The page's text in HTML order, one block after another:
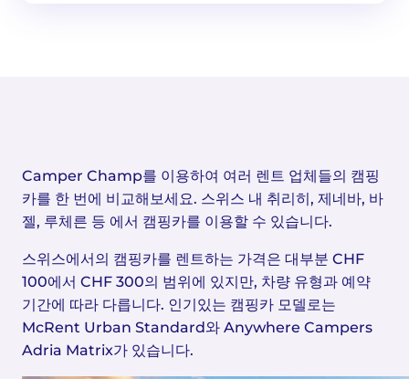
Camper Champ를 이용하여 여러 렌트 업체들의 캠핑
카를 한 번에 비교해보세요. 스위스 내 취리히, 제네바, 바
젤, 루체른 등 에서 캠핑카를 이용할 수 있습니다.
스위스에서의 캠핑카를 렌트하는 가격은 대부분 CHF
100에서 CHF 300의 범위에 있지만, 차량 유형과 예약
기간에 따라 다릅니다. 인기있는 캠핑카 모델로는
McRent Urban Standard와 Anywhere Campers
Adria Matrix가 있습니다.